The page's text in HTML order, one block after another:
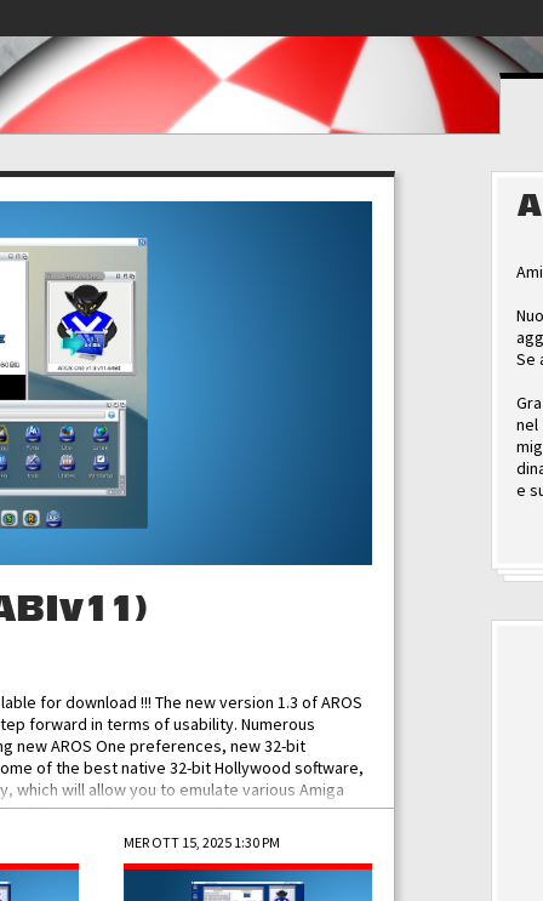
for download !!! The new version 1.3 of AROS
forward in terms of usability. Numerous
new AROS One preferences, new 32-bit
of the best native 32-bit Hollywood software,
which will allow you to emulate various Amiga
Functionalities: Improved...
MER OTT 15, 2025 1:30 PM
Se
nel
e